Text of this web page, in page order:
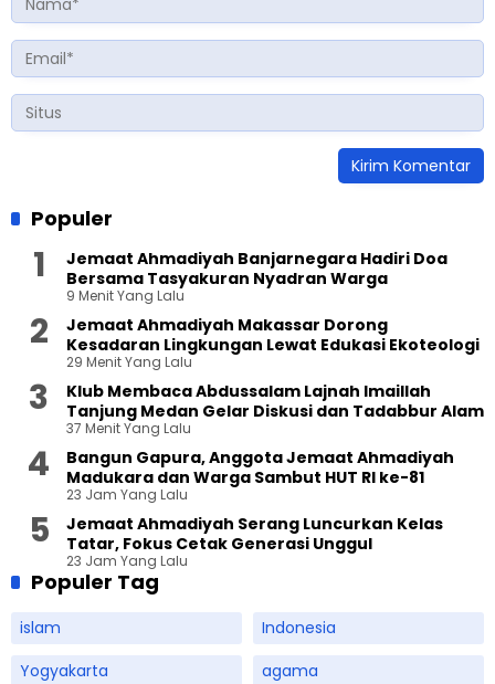
Populer
Jemaat Ahmadiyah Banjarnegara Hadiri Doa
Bersama Tasyakuran Nyadran Warga
9 Menit Yang Lalu
Jemaat Ahmadiyah Makassar Dorong
Kesadaran Lingkungan Lewat Edukasi Ekoteologi
29 Menit Yang Lalu
Klub Membaca Abdussalam Lajnah Imaillah
Tanjung Medan Gelar Diskusi dan Tadabbur Alam
37 Menit Yang Lalu
Bangun Gapura, Anggota Jemaat Ahmadiyah
Madukara dan Warga Sambut HUT RI ke-81
23 Jam Yang Lalu
Jemaat Ahmadiyah Serang Luncurkan Kelas
Tatar, Fokus Cetak Generasi Unggul
23 Jam Yang Lalu
Populer Tag
islam
Indonesia
Yogyakarta
agama